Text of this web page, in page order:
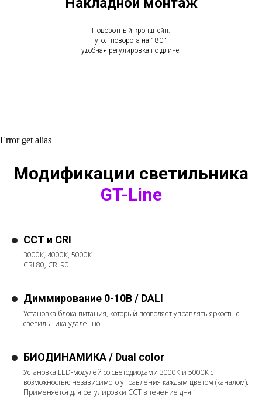
Поворотный кронштейн:
угол поворота на 180°;
удобная регулировка по длине.
Error get alias
Модификации светильника
GT-Line
CCT и CRI
3000К, 4000К, 5000К
CRI 80, CRI 90
Диммирование 0-10В / DALI
Установка блока питания, который позволяет управлять яркостью
светильника удаленно
БИОДИНАМИКА / Dual color
Установка LED-модулей со светодиодами 3000К и 5000К с
возможностью независимого управления каждым цветом (каналом).
Применяется для регулировки ССТ в течение дня.